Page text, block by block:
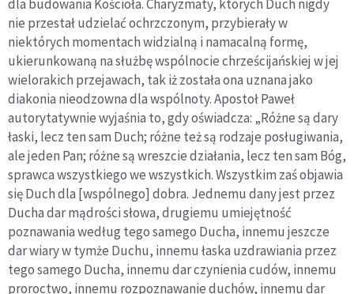
Pompejańskiej
dla budowania Kościoła. Charyzmaty, których Duch nigdy
nie przestał udzielać ochrzczonym, przybierały w
niektórych momentach widzialną i namacalną formę,
ukierunkowaną na służbę wspólnocie chrześcijańskiej w jej
wielorakich przejawach, tak iż została ona uznana jako
diakonia nieodzowna dla wspólnoty. Apostoł Paweł
autorytatywnie wyjaśnia to, gdy oświadcza: „Różne są dary
łaski, lecz ten sam Duch; różne też są rodzaje posługiwania,
ale jeden Pan; różne są wreszcie działania, lecz ten sam Bóg,
sprawca wszystkiego we wszystkich. Wszystkim zaś objawia
się Duch dla [wspólnego] dobra. Jednemu dany jest przez
Ducha dar mądrości słowa, drugiemu umiejętność
poznawania według tego samego Ducha, innemu jeszcze
dar wiary w tymże Duchu, innemu łaska uzdrawiania przez
tego samego Ducha, innemu dar czynienia cudów, innemu
proroctwo, innemu rozpoznawanie duchów, innemu dar